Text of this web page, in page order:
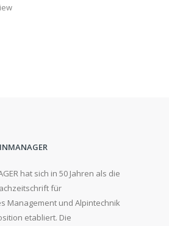
hat sich in 50 Jahren als die
für
Management und Alpintechnik
etabliert. Die